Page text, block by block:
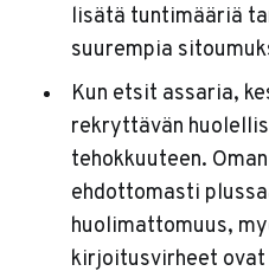
lisätä tuntimääriä
suurempia
Kun etsit assaria,
rekryttävän
tehokkuuteen.
ehdottomasti
huolimattomuus,
kirjoitusvirheet